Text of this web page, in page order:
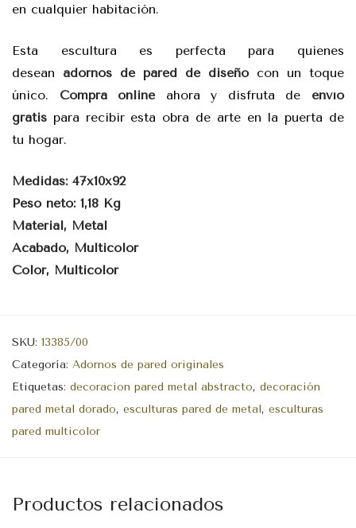
en cualquier habitación.
Esta escultura es perfecta para quienes
desean adornos de pared de diseñocon un toque
único. Compra onlineahora y disfruta de envío
gratis para recibir esta obra de arte en la puerta de
tu hogar.
Medidas: 47x10x92
Peso neto: 1,18 Kg
Material, Metal
Acabado, Multicolor
Color, Multicolor
SKU: 13385/00
Categoría: Adornos de pared originales
Etiquetas: decoracion pared metal abstracto, decoración
pared metal dorado, esculturas pared de metal, esculturas
pared multicolor
Productos relacionados